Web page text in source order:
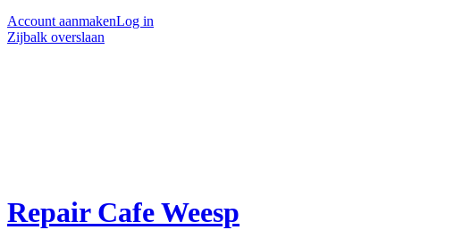
Account aanmakenLog in
Zijbalk overslaan
Repair Cafe Weesp